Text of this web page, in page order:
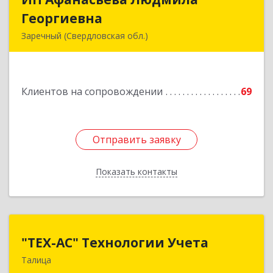
Георгиевна
Заречный (Свердловская обл.)
Клиентов на сопровождении 69
Отправить заявку
Показать контакты
Подробнее
Отправить заявку
Назад
"ТЕХ-АС" Технологии Учета
Талица